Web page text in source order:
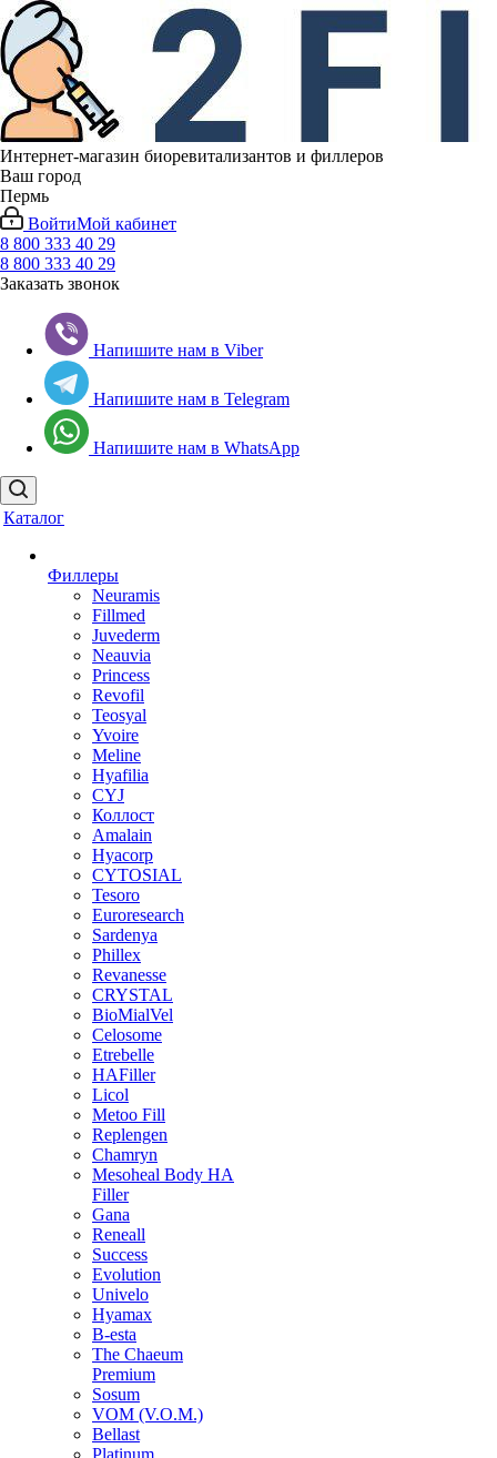
Интернет-магазин биоревитализантов и филлеров
Ваш город
Пермь
ВойтиМой кабинет
8 800 333 40 29
8 800 333 40 29
Заказать звонок
Напишите нам в Viber
Напишите нам в Telegram
Напишите нам в WhatsApp
Каталог
Филлеры
Neuramis
Fillmed
Juvederm
Neauvia
Princess
Revofil
Teosyal
Yvoire
Meline
Hyafilia
CYJ
Коллост
Amalain
Hyacorp
CYTOSIAL
Tesoro
Euroresearch
Sardenya
Phillex
Revanesse
CRYSTAL
BioMialVel
Celosome
Etrebelle
HAFiller
Licol
Metoo Fill
Replengen
Chamryn
Mesoheal Body HA
Filler
Gana
Reneall
Success
Evolution
Univelo
Hyamax
B-esta
The Chaeum
Premium
Sosum
VOM (V.O.M.)
Bellast
Platinum